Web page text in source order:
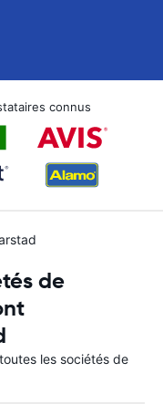
connus
de
les sociétés de